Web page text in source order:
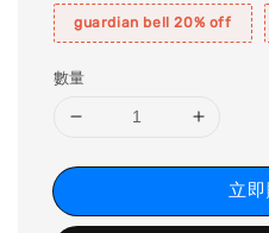
guardian bell 20% off
數量
立